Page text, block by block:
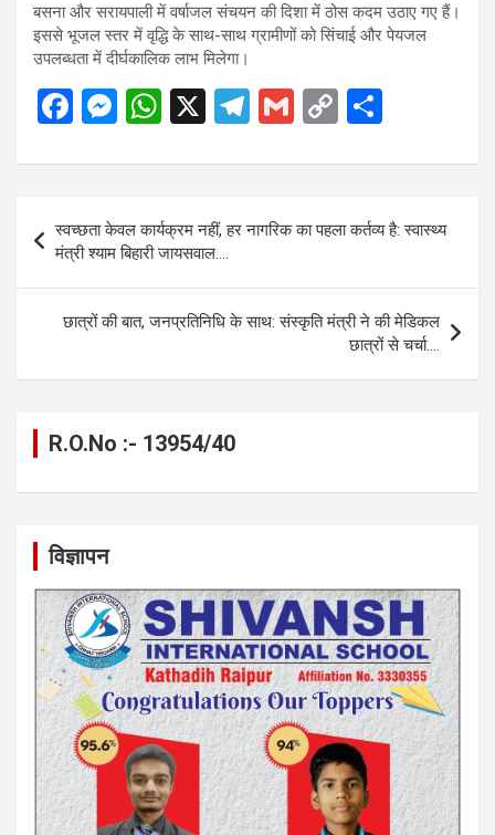
बसना और सरायपाली में वर्षाजल संचयन की दिशा में ठोस कदम उठाए गए हैं।
इससे भूजल स्तर में वृद्धि के साथ-साथ ग्रामीणों को सिंचाई और पेयजल
उपलब्धता में दीर्घकालिक लाभ मिलेगा।
F
ce
o
o
k
M
se
g
er
W
at
s
A
p
p
X
T
e
gr
a
m
G
ail
C
py
n
k
ar
e
navigation
स्वच्छता केवल कार्यक्रम नहीं, हर नागरिक का पहला कर्तव्य है: स्वास्थ्य
मंत्री श्याम बिहारी जायसवाल….
छात्रों की बात, जनप्रतिनिधि के साथ: संस्कृति मंत्री ने की मेडिकल
छात्रों से चर्चा….
R.O.No :- 13954/40
विज्ञापन